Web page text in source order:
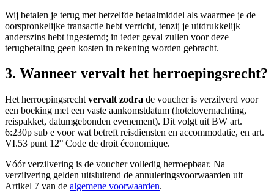
Wij betalen je terug met hetzelfde betaalmiddel als waarmee je de
oorspronkelijke transactie hebt verricht, tenzij je uitdrukkelijk
anderszins hebt ingestemd; in ieder geval zullen voor deze
terugbetaling geen kosten in rekening worden gebracht.
3. Wanneer vervalt het herroepingsrecht?
Het herroepingsrecht vervalt zodra de voucher is verzilverd voor
een boeking met een vaste aankomstdatum (hotelovernachting,
reispakket, datumgebonden evenement). Dit volgt uit BW art.
6:230p sub e voor wat betreft reisdiensten en accommodatie, en art.
VI.53 punt 12° Code de droit économique.
Vóór verzilvering is de voucher volledig herroepbaar. Na
verzilvering gelden uitsluitend de annuleringsvoorwaarden uit
Artikel 7 van de algemene voorwaarden.